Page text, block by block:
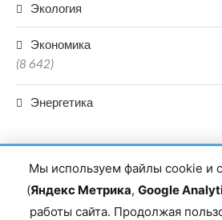
Экология
Экономика
(8 642)
Энергетика
Мы используем файлы cookie и
(Яндекс Метрика, Google
работы сайта. Продолжая